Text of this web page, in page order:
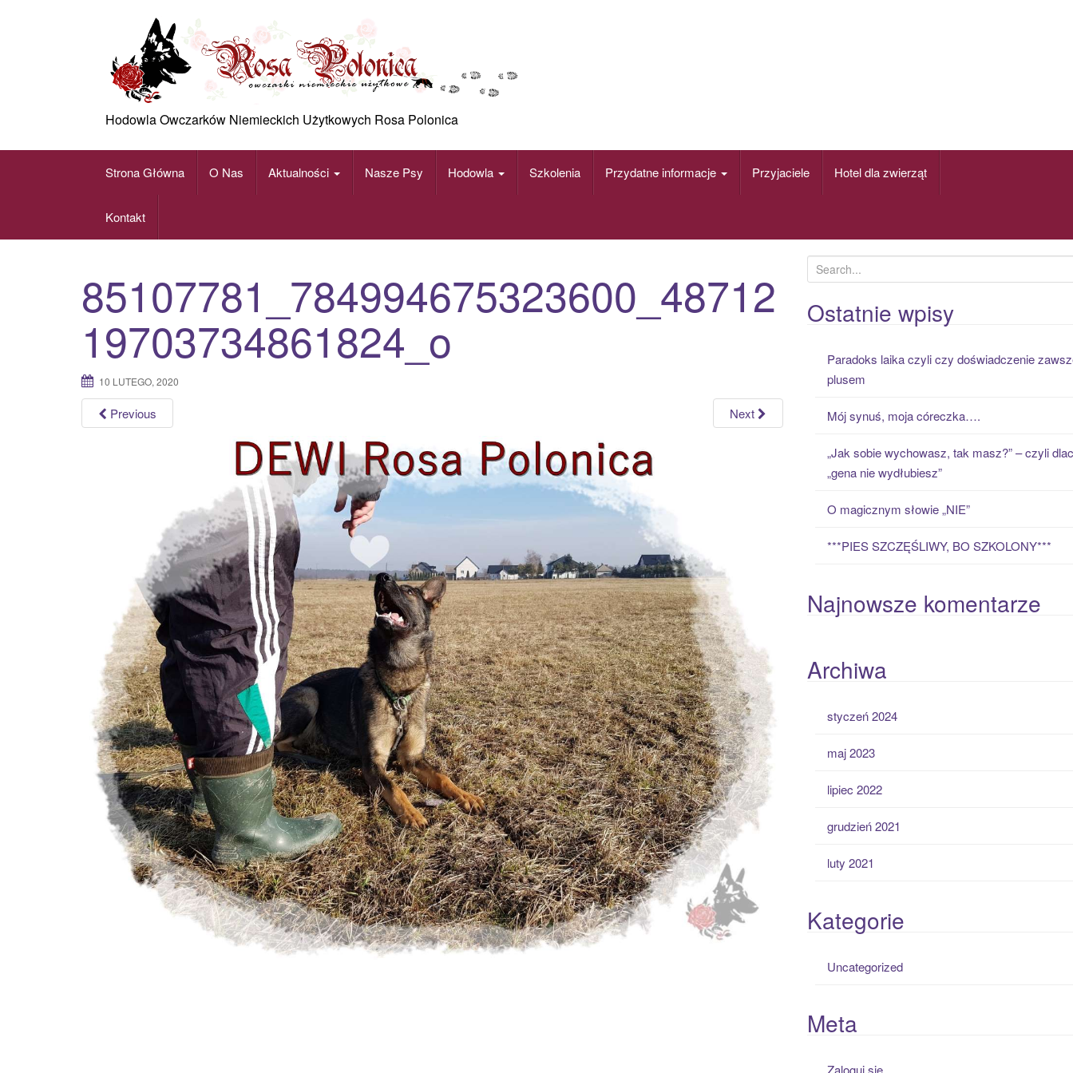
Hodowla Owczarków Niemieckich Użytkowych Rosa Polonica
Strona Główna O Nas Aktualności Nasze Psy Hodowla Szkolenia Przydatne informacje Przyjaciele Hotel dla zwierząt
Kontakt
85107781_784994675323600_48712
19703734861824_o
10 LUTEGO, 2020
Previous Next
e
a
r
Ostatnie wpisy
Paradoks laika czyli czy doświadczenie
plusem
Mój synuś, moja córeczka….
„Jak sobie wychowasz, tak masz?” – czyli
„gena nie wydłubiesz”
O magicznym słowie „NIE”
***PIES SZCZĘŚLIWY, BO SZKOLONY***
Najnowsze komentarze
Archiwa
styczeń 2024
maj 2023
lipiec 2022
grudzień 2021
luty 2021
Kategorie
Uncategorized
Meta
Zaloguj się